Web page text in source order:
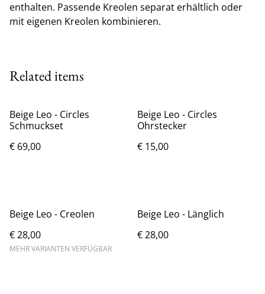
enthalten. Passende Kreolen separat erhältlich oder
mit eigenen Kreolen kombinieren.
Related items
Beige Leo - Circles
Schmuckset
€ 69,00
Beige Leo - Circles
Ohrstecker
€ 15,00
Beige Leo - Creolen
€ 28,00
MEHR VARIANTEN VERFÜGBAR
Beige Leo - Länglich
€ 28,00